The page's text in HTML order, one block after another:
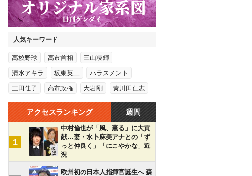
人気キーワード
高校野球 高市首相 三山凌輝
清水アキラ 板東英二 ハラスメント
三田佳子 高市政権 大岩剛 黄川田仁志
アクセスランキング 週間
1
中村倫也が「風、薫る」に大貢
献…妻・水卜麻美アナとの「ず
っと仲良く」「にこやかな」近
況
欧州初の日本人指揮官誕生へ 森